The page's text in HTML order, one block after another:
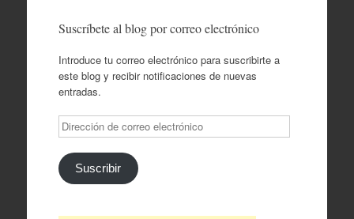
Suscríbete al blog por correo electrónico
Introduce tu correo electrónico para suscribirte a
este blog y recibir notificaciones de nuevas
entradas.
Dirección
de
correo
electrónico
Suscribir